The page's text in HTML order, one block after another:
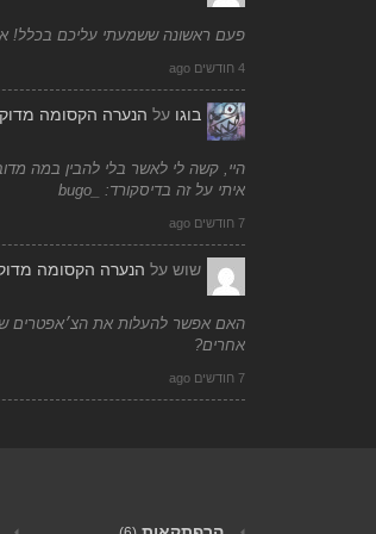
פעם ראשונה ששמעתי עליכם בכלל!
4 חודשים ago
בוגו על הנערה הקסומה
היי, קשה לי לאשר בלי להבין במה
איתי על זה בדיסקורד: _bugo
7 חודשים ago
שוש על הנערה הקסומה
האם אפשר להעלות את הצ׳אפטרים
אחרים?
7 חודשים ago